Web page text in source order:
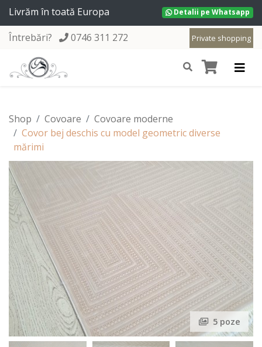
Livrăm în toată Europa Detalii pe Whatsapp
Private shopping
Întrebări? 0746 311 272
Shop Covoare
Covoare moderne
Covor bej deschis cu model geometric diverse
mărimi
5 poze